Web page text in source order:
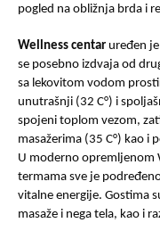
pogled na obližnja brda i
Wellness centar uređen
se posebno izdvaja od
sa lekovitom vodom
unutrašnji (32 C°) i
spojeni toplom vezom,
masažerima (35 C°) kao i
U moderno opremljenom
termama sve je
vitalne energije. Gostima
masaže i nega tela, kao i